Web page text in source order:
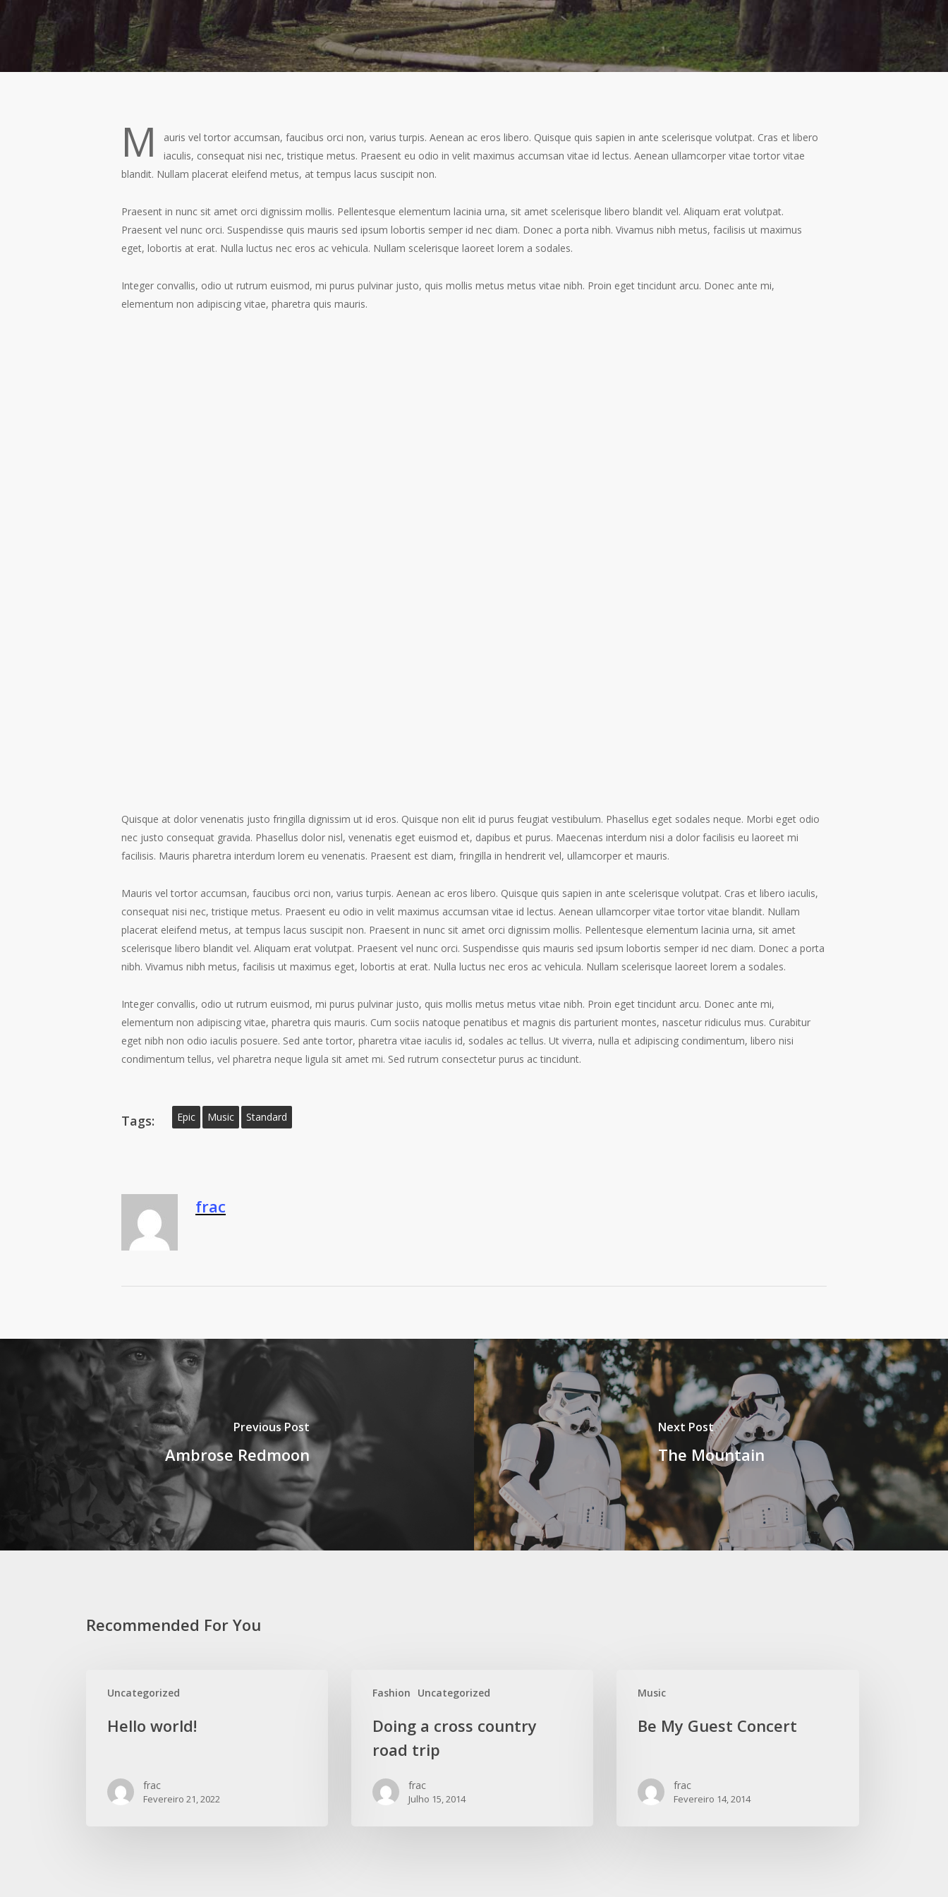
M
auris vel tortor accumsan, faucibus orci non, varius turpis. Aenean ac eros libero. Quisque quis sapien in ante scelerisque volutpat. Cras et libero
iaculis, consequat nisi nec, tristique metus. Praesent eu odio in velit maximus accumsan vitae id lectus. Aenean ullamcorper vitae tortor vitae
blandit. Nullam placerat eleifend metus, at tempus lacus suscipit non.
Praesent in nunc sit amet orci dignissim mollis. Pellentesque elementum lacinia urna, sit amet scelerisque libero blandit vel. Aliquam erat volutpat.
Praesent vel nunc orci. Suspendisse quis mauris sed ipsum lobortis semper id nec diam. Donec a porta nibh. Vivamus nibh metus, facilisis ut maximus
eget, lobortis at erat. Nulla luctus nec eros ac vehicula. Nullam scelerisque laoreet lorem a sodales.
Integer convallis, odio ut rutrum euismod, mi purus pulvinar justo, quis mollis metus metus vitae nibh. Proin eget tincidunt arcu. Donec ante mi,
elementum non adipiscing vitae, pharetra quis mauris.
Quisque at dolor venenatis justo fringilla dignissim ut id eros. Quisque non elit id purus feugiat vestibulum. Phasellus eget sodales neque. Morbi eget odio
nec justo consequat gravida. Phasellus dolor nisl, venenatis eget euismod et, dapibus et purus. Maecenas interdum nisi a dolor facilisis eu laoreet mi
facilisis. Mauris pharetra interdum lorem eu venenatis. Praesent est diam, fringilla in hendrerit vel, ullamcorper et mauris.
Mauris vel tortor accumsan, faucibus orci non, varius turpis. Aenean ac eros libero. Quisque quis sapien in ante scelerisque volutpat. Cras et libero iaculis,
consequat nisi nec, tristique metus. Praesent eu odio in velit maximus accumsan vitae id lectus. Aenean ullamcorper vitae tortor vitae blandit. Nullam
placerat eleifend metus, at tempus lacus suscipit non. Praesent in nunc sit amet orci dignissim mollis. Pellentesque elementum lacinia urna, sit amet
scelerisque libero blandit vel. Aliquam erat volutpat. Praesent vel nunc orci. Suspendisse quis mauris sed ipsum lobortis semper id nec diam. Donec a porta
nibh. Vivamus nibh metus, facilisis ut maximus eget, lobortis at erat. Nulla luctus nec eros ac vehicula. Nullam scelerisque laoreet lorem a sodales.
Integer convallis, odio ut rutrum euismod, mi purus pulvinar justo, quis mollis metus metus vitae nibh. Proin eget tincidunt arcu. Donec ante mi,
elementum non adipiscing vitae, pharetra quis mauris. Cum sociis natoque penatibus et magnis dis parturient montes, nascetur ridiculus mus. Curabitur
eget nibh non odio iaculis posuere. Sed ante tortor, pharetra vitae iaculis id, sodales ac tellus. Ut viverra, nulla et adipiscing condimentum, libero nisi
condimentum tellus, vel pharetra neque ligula sit amet mi. Sed rutrum consectetur purus ac tincidunt.
Tags: Epic Music Standard
frac
Previous Post
Ambrose Redmoon
Next Post
The Mountain
Recommended For You
Uncategorized
Hello world!
frac
Fevereiro 21, 2022
Fashion Uncategorized
Doing a cross country
road trip
frac
Julho 15, 2014
Music
Be My Guest Concert
frac
Fevereiro 14, 2014